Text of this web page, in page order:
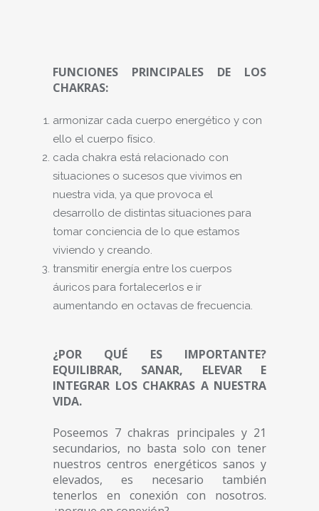
FUNCIONES PRINCIPALES DE LOS
CHAKRAS:
armonizar cada cuerpo energético y con
ello el cuerpo físico.
cada chakra está relacionado con
situaciones o sucesos que vivimos en
nuestra vida, ya que provoca el
desarrollo de distintas situaciones para
tomar conciencia de lo que estamos
viviendo y creando.
transmitir energía entre los cuerpos
áuricos para fortalecerlos e ir
aumentando en octavas de frecuencia.
¿POR QUÉ ES IMPORTANTE?
EQUILIBRAR, SANAR, ELEVAR E
INTEGRAR LOS CHAKRAS A NUESTRA
VIDA.
Poseemos 7 chakras principales y 21
secundarios, no basta solo con tener
nuestros centros energéticos sanos y
elevados, es necesario también
tenerlos en conexión con nosotros.